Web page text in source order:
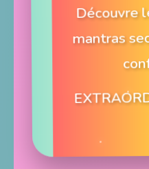
Découvre
mantras